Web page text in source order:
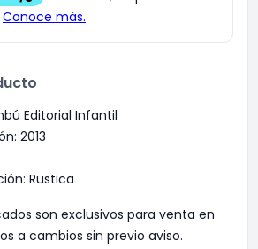
Editorial Infantil
2013
Rustica
son exclusivos para venta en
a cambios sin previo aviso.